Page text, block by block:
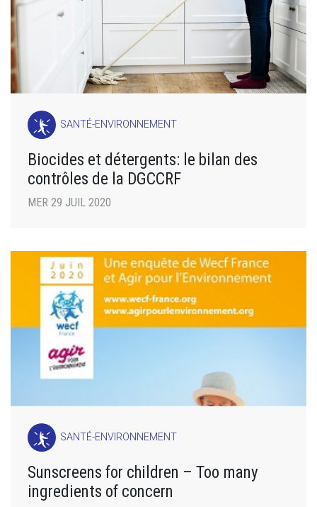
SANTÉ-ENVIRONNEMENT
Biocides et détergents: le bilan des
contrôles de la DGCCRF
MER 29 JUIL 2020
SANTÉ-ENVIRONNEMENT
Sunscreens for children – Too many
ingredients of concern